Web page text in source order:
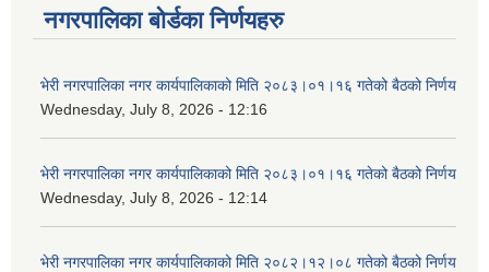
नगरपालिका बोर्डका निर्णयहरु
भेरी नगरपालिका नगर कार्यपालिकाको मिति २०८३।०१।१६ गतेको बैठको निर्णय
Wednesday, July 8, 2026 - 12:16
भेरी नगरपालिका नगर कार्यपालिकाको मिति २०८३।०१।१६ गतेको बैठको निर्णय
Wednesday, July 8, 2026 - 12:14
भेरी नगरपालिका नगर कार्यपालिकाको मिति २०८२।१२।०८ गतेको बैठको निर्णय